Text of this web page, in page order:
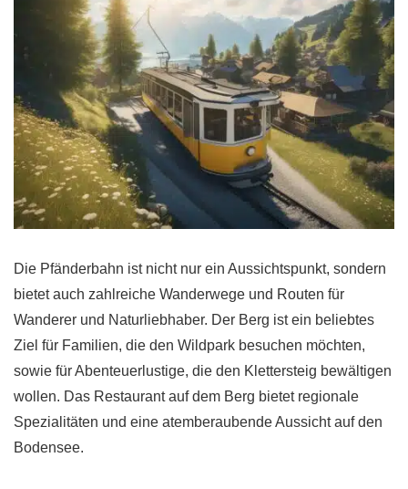
Die Pfänderbahn ist nicht nur ein Aussichtspunkt, sondern
bietet auch zahlreiche Wanderwege und Routen für
Wanderer und Naturliebhaber. Der Berg ist ein beliebtes
Ziel für Familien, die den Wildpark besuchen möchten,
sowie für Abenteuerlustige, die den Klettersteig bewältigen
wollen. Das Restaurant auf dem Berg bietet regionale
Spezialitäten und eine atemberaubende Aussicht auf den
Bodensee.